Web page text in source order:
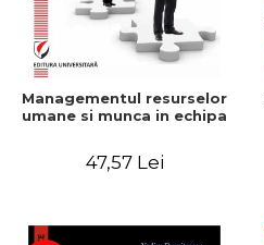
Managementul resurselor
umane si munca in echipa
47,57 Lei